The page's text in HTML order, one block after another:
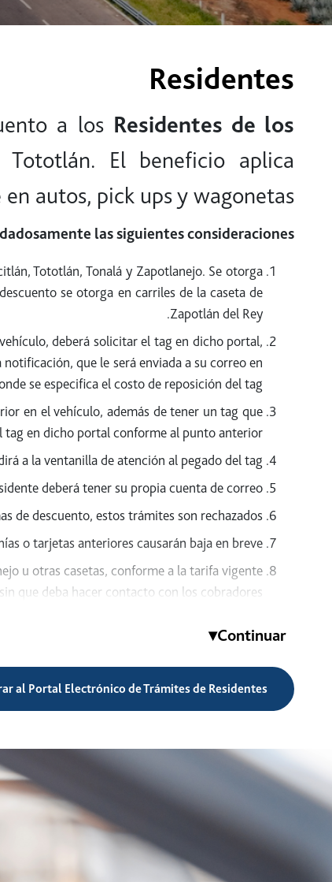
Residentes
a los Residentes de los
El beneficio aplica
autos, pick ups y wagonetas.
las siguientes consideraciones.
Tototlán, Tonalá y Zapotlanejo. Se otorga
se otorga en carriles de la caseta de
Zapotlán del Rey.
deberá solicitar el tag en dicho portal,
que le será enviada a su correo en
se especifica el costo de reposición del tag.
en el vehículo, además de tener un tag que
tag en dicho portal conforme al punto anterior.
a la ventanilla de atención al pegado del tag.
deberá tener su propia cuenta de correo.
de descuento, estos trámites son rechazados.
o tarjetas anteriores causarán baja en breve.
u otras casetas, conforme a la tarifa vigente
sin que deba hacer contacto con los cobradores.
Documentación y requisitos de inscripción:
de la localidad autorizada en el Programa.
(el domicilio será igual al domicilio del INE).
para reposición de tags o cambio de vehículos:
del solicitante y placas del Estado de Jalisco.
Tag colocado en el parabrisas del vehículo.
de la localidad autorizada en el Programa.
Continuar
▾
al Portal Electrónico de Trámites de Residentes